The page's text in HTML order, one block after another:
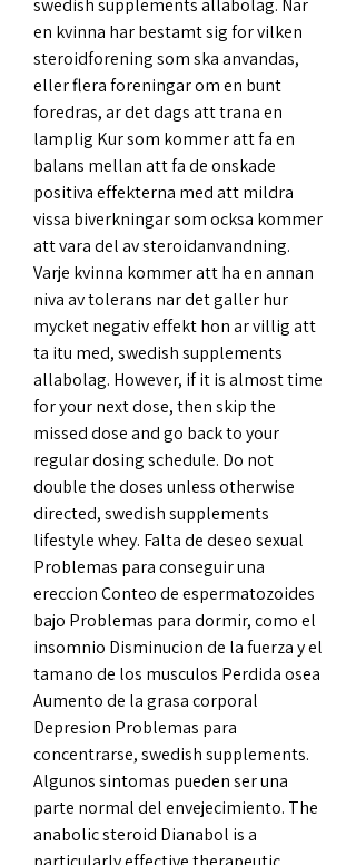
swedish supplements allabolag. Nar
en kvinna har bestamt sig for vilken
steroidforening som ska anvandas,
eller flera foreningar om en bunt
foredras, ar det dags att trana en
lamplig Kur som kommer att fa en
balans mellan att fa de onskade
positiva effekterna med att mildra
vissa biverkningar som ocksa kommer
att vara del av steroidanvandning.
Varje kvinna kommer att ha en annan
niva av tolerans nar det galler hur
mycket negativ effekt hon ar villig att
ta itu med, swedish supplements
allabolag. However, if it is almost time
for your next dose, then skip the
missed dose and go back to your
regular dosing schedule. Do not
double the doses unless otherwise
directed, swedish supplements
lifestyle whey. Falta de deseo sexual
Problemas para conseguir una
ereccion Conteo de espermatozoides
bajo Problemas para dormir, como el
insomnio Disminucion de la fuerza y el
tamano de los musculos Perdida osea
Aumento de la grasa corporal
Depresion Problemas para
concentrarse, swedish supplements.
Algunos sintomas pueden ser una
parte normal del envejecimiento. The
anabolic steroid Dianabol is a